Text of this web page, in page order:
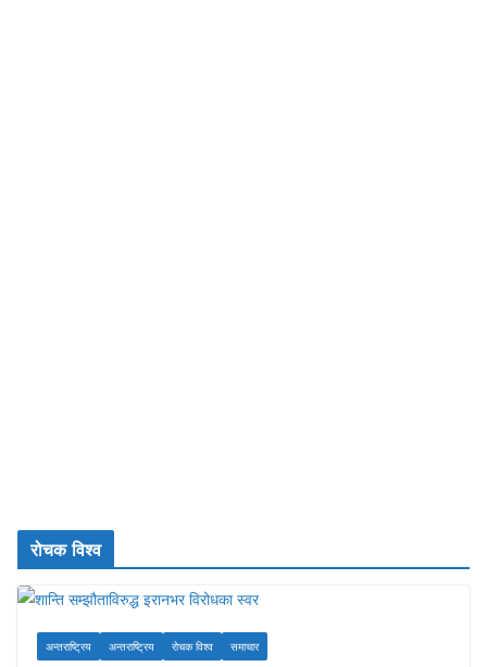
रोचक विश्व
अन्तराष्ट्रिय अन्तराष्ट्रिय रोचक विश्व समाचार